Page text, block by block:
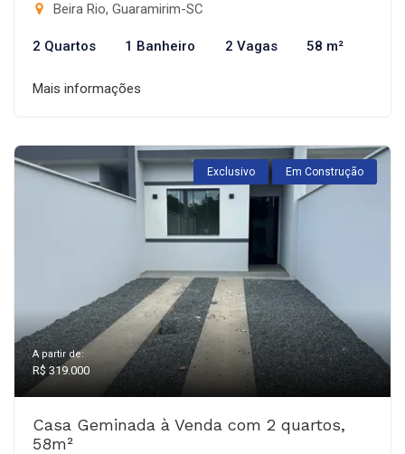
Beira Rio, Guaramirim-SC
2 Quartos 1 Banheiro 2 Vagas 58 m²
Mais informações
Exclusivo Em Construção
A partir de:
R$ 319.000
Casa Geminada à Venda com 2 quartos,
58m²